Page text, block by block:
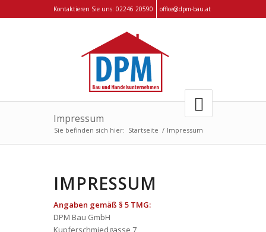
Kontaktieren Sie uns: 02246 20590 office@dpm-bau.at
Impressum
Sie befinden sich hier: Startseite / Impressum
IMPRESSUM
Angaben gemäß § 5 TMG:
DPM Bau GmbH
Kupferschmiedgasse 7